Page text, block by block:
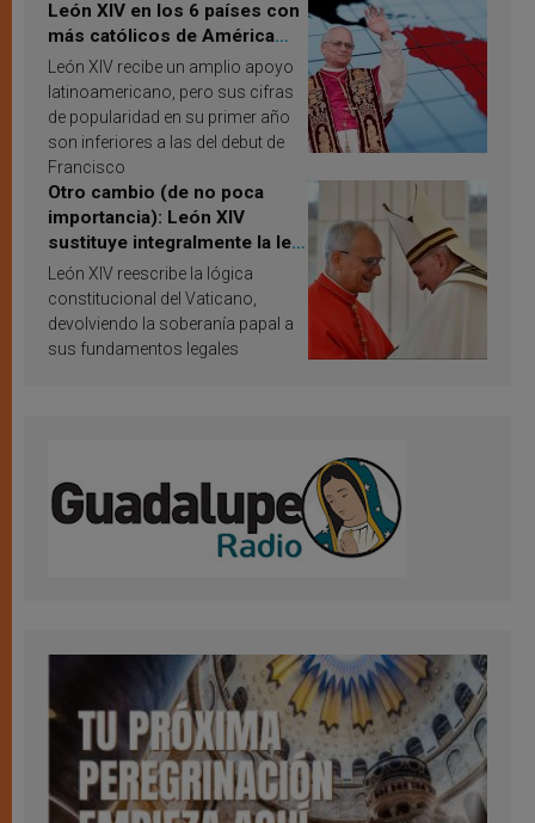
León XIV en los 6 países con
más católicos de América
Latina en 2026? Publican
resultados de investigación
León XIV recibe un amplio apoyo
latinoamericano, pero sus cifras
de popularidad en su primer año
son inferiores a las del debut de
Francisco
Otro cambio (de no poca
importancia): León XIV
sustituye integralmente la ley
vaticana de Papa Francisco
León XIV reescribe la lógica
constitucional del Vaticano,
devolviendo la soberanía papal a
sus fundamentos legales